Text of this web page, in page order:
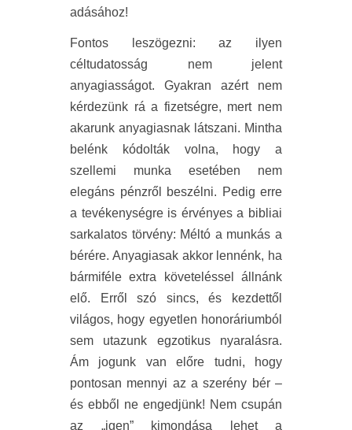
adásához!
Fontos leszögezni: az ilyen
céltudatosság nem jelent
anyagiasságot. Gyakran azért nem
kérdezünk rá a fizetségre, mert nem
akarunk anyagiasnak látszani. Mintha
belénk kódolták volna, hogy a
szellemi munka esetében nem
elegáns pénzről beszélni. Pedig erre
a tevékenységre is érvényes a bibliai
sarkalatos törvény: Méltó a munkás a
bérére. Anyagiasak akkor lennénk, ha
bármiféle extra követeléssel állnánk
elő. Erről szó sincs, és kezdettől
világos, hogy egyetlen honoráriumból
sem utazunk egzotikus nyaralásra.
Ám jogunk van előre tudni, hogy
pontosan mennyi az a szerény bér –
és ebből ne engedjünk! Nem csupán
az „igen” kimondása lehet a